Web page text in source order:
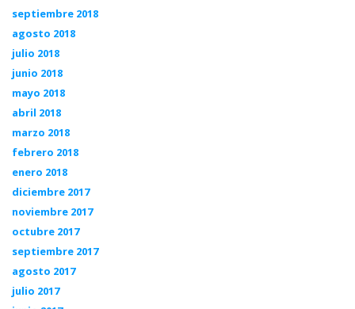
septiembre 2018
agosto 2018
julio 2018
junio 2018
mayo 2018
abril 2018
marzo 2018
febrero 2018
enero 2018
diciembre 2017
noviembre 2017
octubre 2017
septiembre 2017
agosto 2017
julio 2017